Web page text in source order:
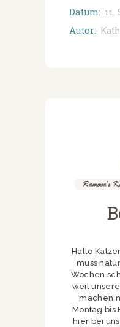
Datum:
Autor:
Ramona's
Hallo
muss
Wochen
weil
machen
Montag bis
hier bei